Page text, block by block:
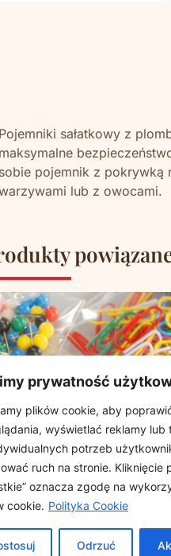
prywatność
plików cookie, aby
wyświetlać reklamy lub
potrzeb
ruch na stronie. Kliknięcie
oznacza zgodę na
cookie. Polityka Cookie
Odrzuć
Pojemniki sałatkowy z
maksymalne
sobie pojemnik z pokrywką
lub z owocami.
strunowe 150/200